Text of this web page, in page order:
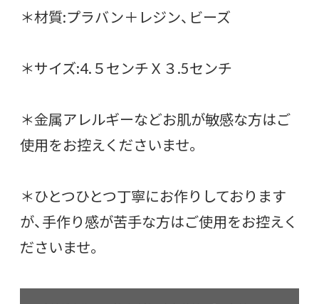
＊材質:プラバン＋レジン、ビーズ
＊サイズ:4.５センチＸ３.5センチ
＊金属アレルギーなどお肌が敏感な方はご
使用をお控えくださいませ。
＊ひとつひとつ丁寧にお作りしております
が、手作り感が苦手な方はご使用をお控えく
ださいませ。